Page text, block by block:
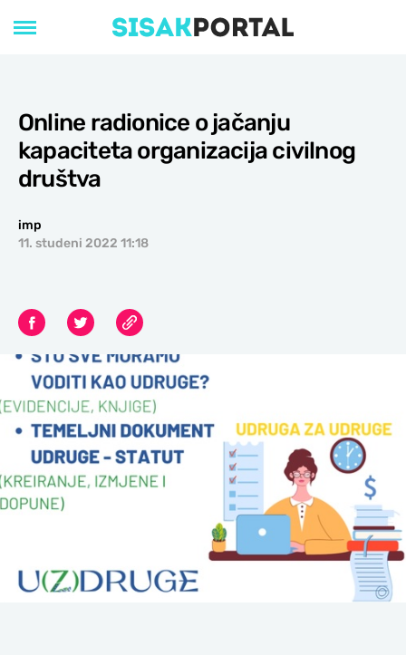
Online radionice o jačanju
kapaciteta organizacija civilnog
društva
imp
11. studeni 2022 11:18